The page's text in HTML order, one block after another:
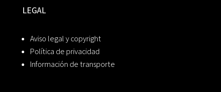
LEGAL
Aviso legal y copyright
Política de privacidad
Información de transporte